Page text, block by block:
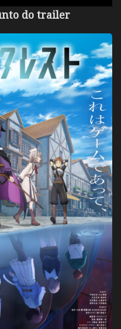
do trailer